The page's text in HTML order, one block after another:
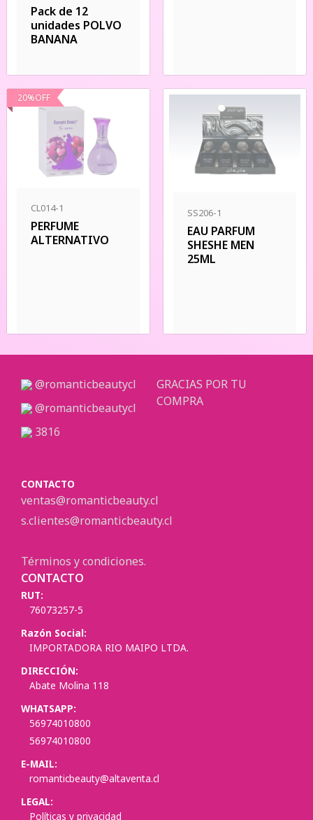
Pack de 12
unidades POLVO
BANANA
20%OFF
CL014-1
PERFUME
ALTERNATIVO
SS206-1
EAU PARFUM
SHESHE MEN
25ML
@romanticbeautycl
@romanticbeautycl
3816
CONTACTO
ventas@romanticbeauty.cl
s.clientes@romanticbeauty.cl
Términos y condiciones.
GRACIAS POR TU
COMPRA
CONTACTO
RUT:
76073257-5
Razón Social:
IMPORTADORA RIO MAIPO LTDA.
DIRECCIÓN:
Abate Molina 118
WHATSAPP:
56974010800
56974010800
E-MAIL:
romanticbeauty@altaventa.cl
LEGAL:
Políticas y privacidad